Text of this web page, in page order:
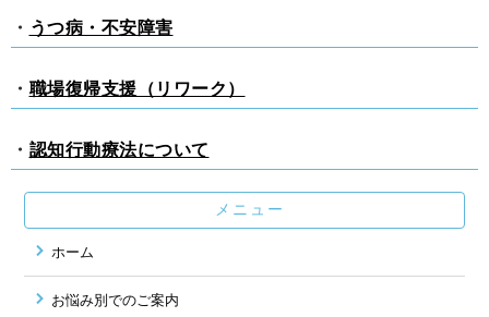
・ うつ病・不安障害
・ 職場復帰支援（リワーク）
・ 認知行動療法について
メニュー
ホーム
お悩み別でのご案内